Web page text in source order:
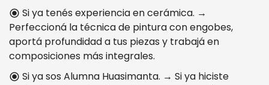
radio_button_checked Si ya tenés experiencia en cerámica. →
Perfeccioná la técnica de pintura con engobes,
aportá profundidad a tus piezas y trabajá en
composiciones más integrales.
radio_button_checked Si ya sos Alumna Huasimanta. → Si ya hiciste